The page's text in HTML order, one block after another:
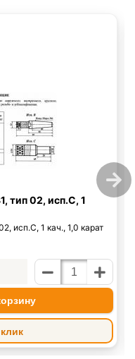
тип 02, исп.С, 1
исп.С, 1 кач., 1,0 карат